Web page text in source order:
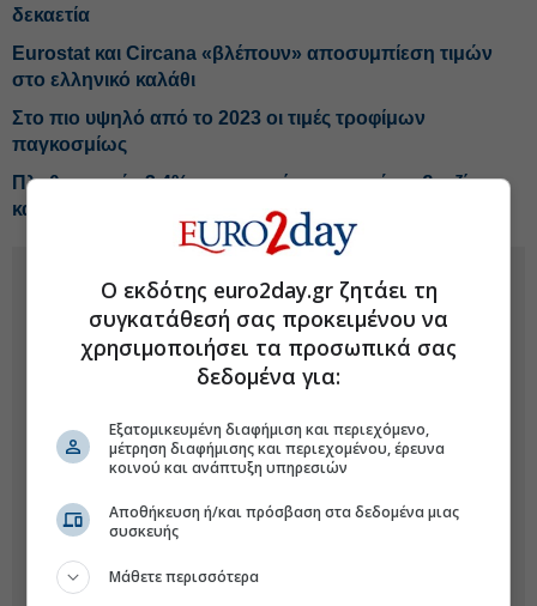
δεκαετία
Eurostat και Circana «βλέπουν» αποσυμπίεση τιμών
στο ελληνικό καλάθι
Στο πιο υψηλό από το 2023 οι τιμές τροφίμων
παγκοσμίως
Πληθωρισμός 3,4% με ανατιμήσεις-φωτιά σε βενζίνη
και πετρέλαιο κίνησης
Ο εκδότης euro2day.gr ζητάει τη
συγκατάθεσή σας προκειμένου να
χρησιμοποιήσει τα προσωπικά σας
δεδομένα για:
Εξατομικευμένη διαφήμιση και περιεχόμενο,
μέτρηση διαφήμισης και περιεχομένου, έρευνα
κοινού και ανάπτυξη υπηρεσιών
Αποθήκευση ή/και πρόσβαση στα δεδομένα μιας
συσκευής
Μάθετε περισσότερα